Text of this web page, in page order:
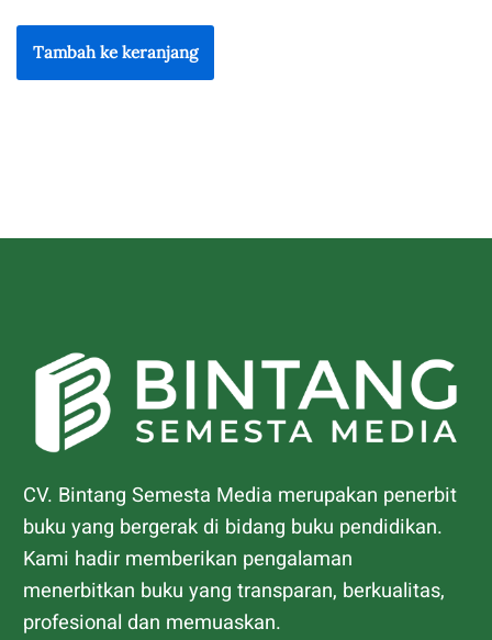
Tambah ke keranjang
CV. Bintang Semesta Media merupakan penerbit
buku yang bergerak di bidang buku pendidikan.
Kami hadir memberikan pengalaman
menerbitkan buku yang transparan, berkualitas,
profesional dan memuaskan.